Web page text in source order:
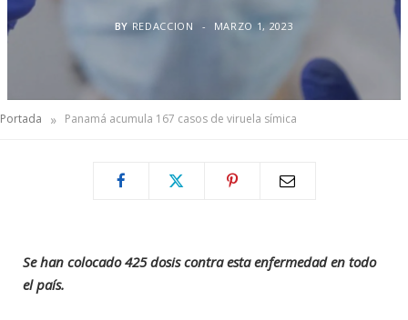
BY REDACCION MARZO 1, 2023
Portada » Panamá acumula 167 casos de viruela símica
Se han colocado 425 dosis contra esta enfermedad en todo
el país.